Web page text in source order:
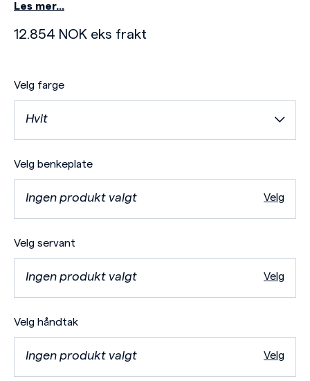
Les mer…
12.854 NOK eks frakt
Velg farge
Hvit
Velg benkeplate
Ingen produkt valgt Velg
Velg servant
Ingen produkt valgt Velg
Velg håndtak
Ingen produkt valgt Velg